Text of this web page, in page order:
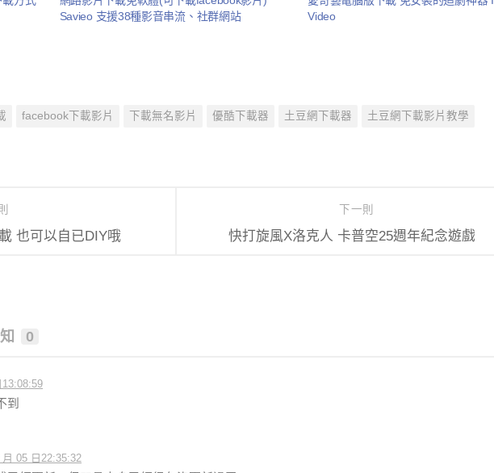
Savieo 支援38種影音串流、社群網站
Video
facebook下載影片 下載無名影片 優酷下載器 土豆網下載器 土豆網下載影片教學
下一則
快打旋風X洛克人 卡普空25週年紀念遊戲
也可以自已DIY哦
0
到
05 日22:35:32